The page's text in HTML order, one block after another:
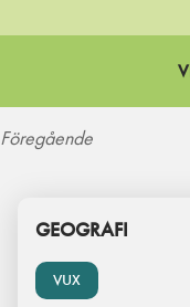
Föregående
VUX
GEOGRAFI